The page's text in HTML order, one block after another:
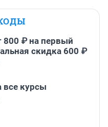
800 ₽ на первый
скидка 600 ₽
все курсы